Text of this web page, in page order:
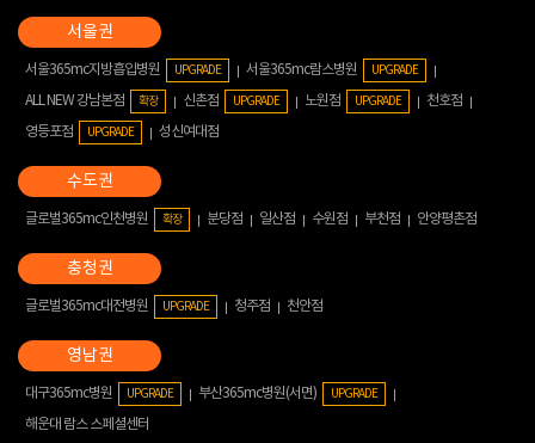
서울365mc지방흡입병원 UPGRADE 서울365mc람스병원 UPGRADE
ALL NEW 강남본점 확장 신촌점 UPGRADE 노원점 UPGRADE
천호점
영등포점
UPGRADE 성신여대점
글로벌365mc인천병원 확장 분당점 일산점 수원점 부천점 안양평촌점
글로벌365mc대전병원 UPGRADE 청주점 천안점
대구365mc병원 UPGRADE 부산365mc병원(서면) UPGRADE
해운대 람스 스페셜센터